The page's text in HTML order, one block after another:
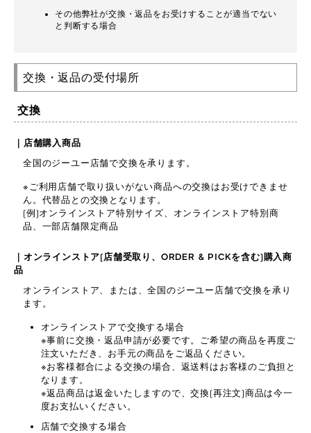
その他弊社が交換・返品をお受けすることが適当でない
と判断する場合
交換・返品の受付場所
交換
｜店舗購入商品
全国のジーユー店舗で交換を承ります。
※ご利用店舗で取り扱いがない商品への交換はお受けできませ
ん。代替品との交換となります。
(例)オンラインストア特別サイズ、オンラインストア特別商
品、一部店舗限定商品
｜オンラインストア(店舗受取り、ORDER & PICKを含む)購入商
品
オンラインストア、または、全国のジーユー店舗で交換を承り
ます。
オンラインストアで交換する場合
※事前に交換・返品申請が必要です。ご希望の商品を再度ご
注文いただき、お手元の商品をご返品ください。
※お客様都合による交換の場合、返送料はお客様のご負担と
なります。
※返品商品は返金いたしますので、交換(再注文)商品は今一
度お支払いください。
店舗で交換する場合